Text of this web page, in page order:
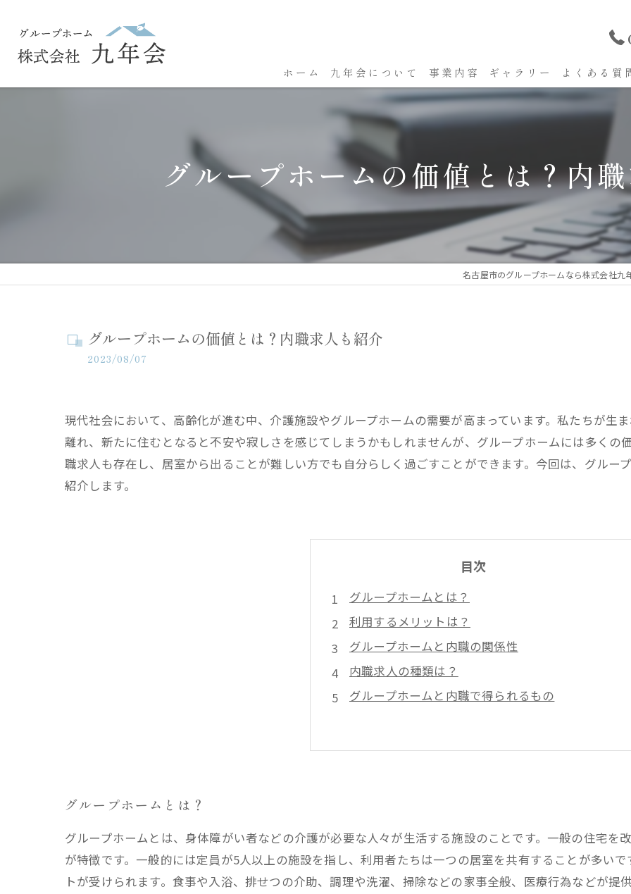
ホーム 九年会について 事業内容 ギャラリー よくある質
グループホームの価値とは？内
名古屋市のグループホームなら株式会社九
グループホームの価値とは？内職求人も紹介
2023/08/07
現代社会において、高齢化が進む中、介護施設やグループホームの需要が高まっています。私たちが生
離れ、新たに住むとなると不安や寂しさを感じてしまうかもしれませんが、グループホームには多くの
職求人も存在し、居室から出ることが難しい方でも自分らしく過ごすことができます。今回は、グルー
紹介します。
目次
グループホームとは？
利用するメリットは？
グループホームと内職の関係性
内職求人の種類は？
グループホームと内職で得られるもの
グループホームとは？
グループホームとは、身体障がい者などの介護が必要な人々が生活する施設のことです。一般の住宅を
が特徴です。一般的には定員が5人以上の施設を指し、利用者たちは一つの居室を共有することが多い
トが受けられます。食事や入浴、排せつの介助、調理や洗濯、掃除などの家事全般、医療行為などが提